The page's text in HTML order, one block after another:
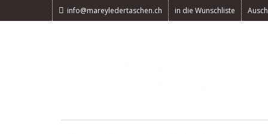
info@mareyledertaschen.ch in die Wunschliste